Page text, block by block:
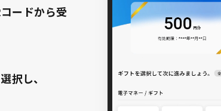
ードから受
択し、